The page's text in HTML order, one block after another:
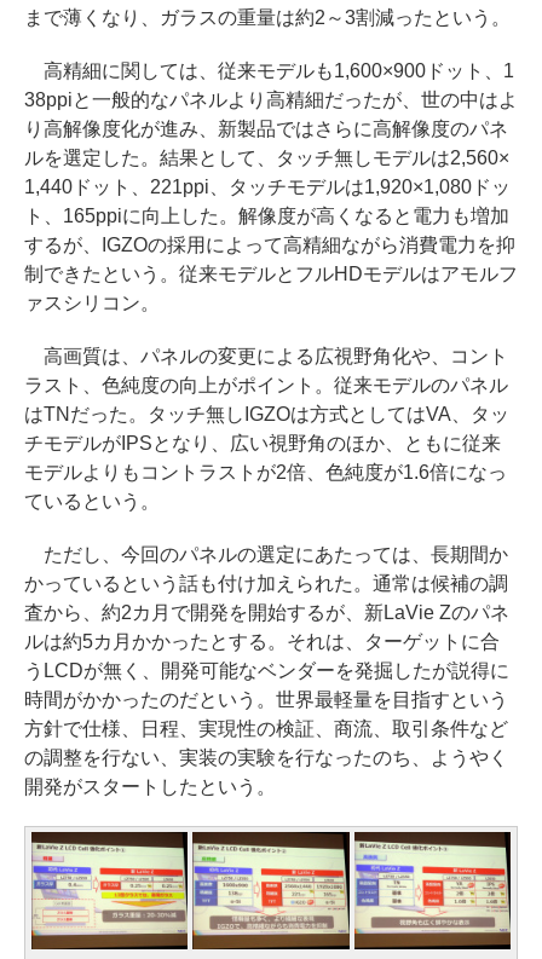
まで薄くなり、ガラスの重量は約2～3割減ったという。
高精細に関しては、従来モデルも1,600×900ドット、1
38ppiと一般的なパネルより高精細だったが、世の中はよ
り高解像度化が進み、新製品ではさらに高解像度のパネ
ルを選定した。結果として、タッチ無しモデルは2,560×
1,440ドット、221ppi、タッチモデルは1,920×1,080ドッ
ト、165ppiに向上した。解像度が高くなると電力も増加
するが、IGZOの採用によって高精細ながら消費電力を抑
制できたという。従来モデルとフルHDモデルはアモルフ
ァスシリコン。
高画質は、パネルの変更による広視野角化や、コント
ラスト、色純度の向上がポイント。従来モデルのパネル
はTNだった。タッチ無しIGZOは方式としてはVA、タッ
チモデルがIPSとなり、広い視野角のほか、ともに従来
モデルよりもコントラストが2倍、色純度が1.6倍になっ
ているという。
ただし、今回のパネルの選定にあたっては、長期間か
かっているという話も付け加えられた。通常は候補の調
査から、約2カ月で開発を開始するが、新LaVie Zのパネ
ルは約5カ月かかったとする。それは、ターゲットに合
うLCDが無く、開発可能なベンダーを発掘したが説得に
時間がかかったのだという。世界最軽量を目指すという
方針で仕様、日程、実現性の検証、商流、取引条件など
の調整を行ない、実装の実験を行なったのち、ようやく
開発がスタートしたという。